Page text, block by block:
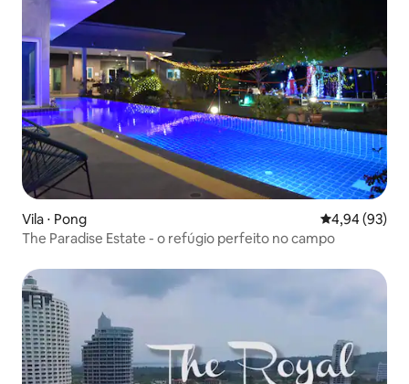
Vila ⋅ Pong 4,94 de uma
4,94 (93)
The Paradise Estate - o refúgio perfeito no campo